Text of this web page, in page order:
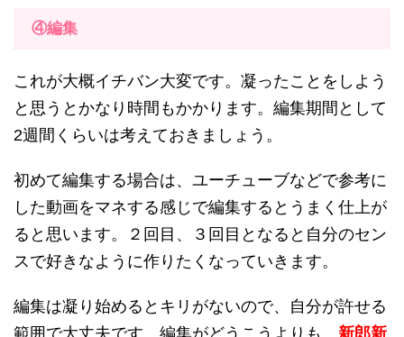
④編集
これが大概イチバン大変です。凝ったことをしよう
と思うとかなり時間もかかります。編集期間として
2週間くらいは考えておきましょう。
初めて編集する場合は、ユーチューブなどで参考に
した動画をマネする感じで編集するとうまく仕上が
ると思います。２回目、３回目となると自分のセン
スで好きなように作りたくなっていきます。
編集は凝り始めるとキリがないので、自分が許せる